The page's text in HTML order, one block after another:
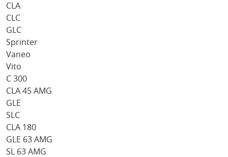
CLA
CLC
GLC
Sprinter
Vaneo
Vito
C 300
CLA 45 AMG
GLE
SLC
CLA 180
GLE 63 AMG
SL 63 AMG